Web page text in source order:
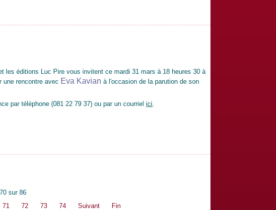
les éditions Luc Pire vous invitent ce mardi 31 mars à 18 heures 30 à
une rencontre avec Eva Kavian à l'occasion de la parution de son
par téléphone (081 22 79 37) ou par un courrielici.
sur 86
71 72 73 74 Suivant Fin